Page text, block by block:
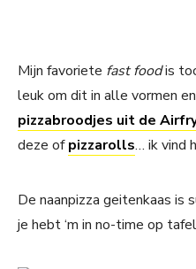
Mijn favoriete fast foodis
leuk om dit in alle vormen
pizzabroodjes uit de
deze ofpizzarolls… ik vind
De naanpizza geitenkaas is
je hebt ‘m in no-time op